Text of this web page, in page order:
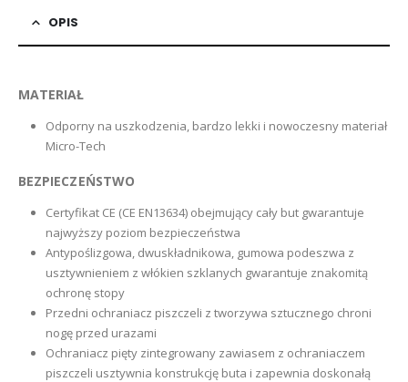
OPIS
MATERIAŁ
Odporny na uszkodzenia, bardzo lekki i nowoczesny materiał
Micro-Tech
BEZPIECZEŃSTWO
Certyfikat CE (CE EN13634) obejmujący cały but gwarantuje
najwyższy poziom bezpieczeństwa
Antypoślizgowa, dwuskładnikowa, gumowa podeszwa z
usztywnieniem z włókien szklanych gwarantuje znakomitą
ochronę stopy
Przedni ochraniacz piszczeli z tworzywa sztucznego chroni
nogę przed urazami
Ochraniacz pięty zintegrowany zawiasem z ochraniaczem
piszczeli usztywnia konstrukcję buta i zapewnia doskonałą